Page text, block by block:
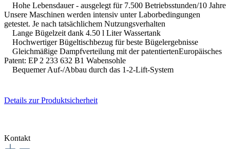
Hohe Lebensdauer - ausgelegt für 7.500 Betriebsstunden/10 Jahre
Unsere Maschinen werden intensiv unter Laborbedingungen
getestet. Je nach tatsächlichem Nutzungsverhalten
Lange Bügelzeit dank 4.50 l Liter Wassertank
Hochwertiger Bügeltischbezug für beste Bügelergebnisse
Gleichmäßige Dampfverteilung mit der patentiertenEuropäisches
Patent: EP 2 233 632 B1 Wabensohle
Bequemer Auf-/Abbau durch das 1-2-Lift-System
Details zur Produktsicherheit
Kontakt